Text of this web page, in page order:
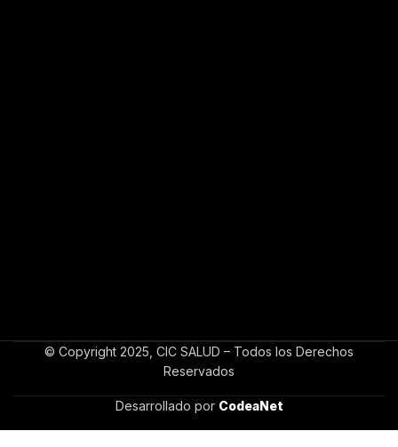
© Copyright 2025, CIC SALUD – Todos los Derechos
Reservados
Desarrollado por CodeaNet